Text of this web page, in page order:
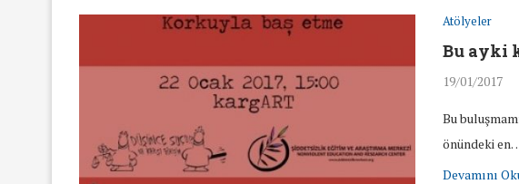
Atölyeler
Bu ayki
19/01/2017
Bu
önündeki
Devamını